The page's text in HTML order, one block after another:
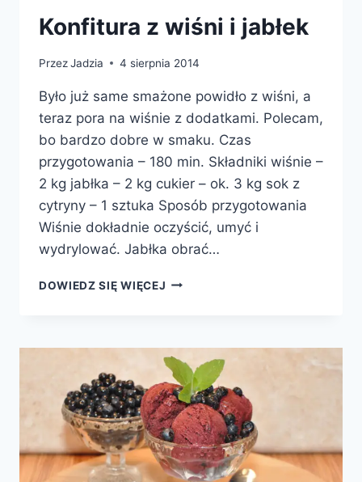
Konfitura z wiśni i jabłek
PrzezJadzia 4 sierpnia 2014
Było już same smażone powidło z wiśni, a
teraz pora na wiśnie z dodatkami. Polecam,
bo bardzo dobre w smaku. Czas
przygotowania – 180 min. Składniki wiśnie –
2 kg jabłka – 2 kg cukier – ok. 3 kg sok z
cytryny – 1 sztuka Sposób przygotowania
Wiśnie dokładnie oczyścić, umyć i
wydrylować. Jabłka obrać…
DOWIEDZ SIĘ WIĘCEJ KONFITURA
JABŁEK